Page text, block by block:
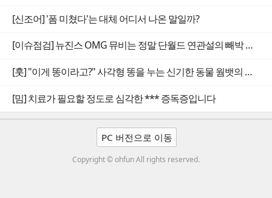
[신조어] '폼 미쳤다'는 대체 어디서 나온 말일까?
[이슈점검] 뉴진스 OMG 뮤비는 정말 단월드 연관설의 빼박 증거일까
[훗] "이게 똥이라고?" 사각형 똥을 누는 신기한 동물 웜뱃의 비밀
[밈] 치료가 필요할 정도로 심각한 *** 증독증입니다
PC 버전으로 이동
Copyright © ohfun All rights reserved.